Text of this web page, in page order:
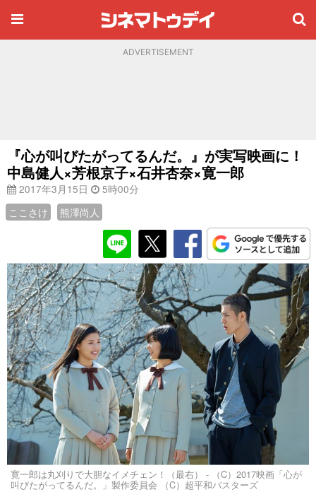
ADVERTISEMENT
『心が叫びたがってるんだ。』が実写映画に！
中島健人×芳根京子×石井杏奈×寛一郎
2017年3月15日
5時00分
ここさけ
熊澤尚人
寛一郎は丸刈りで大胆なイメチェン！（最右） - （C）2017映画「心が
叫びたがってるんだ。」製作委員会 （C）超平和バスターズ